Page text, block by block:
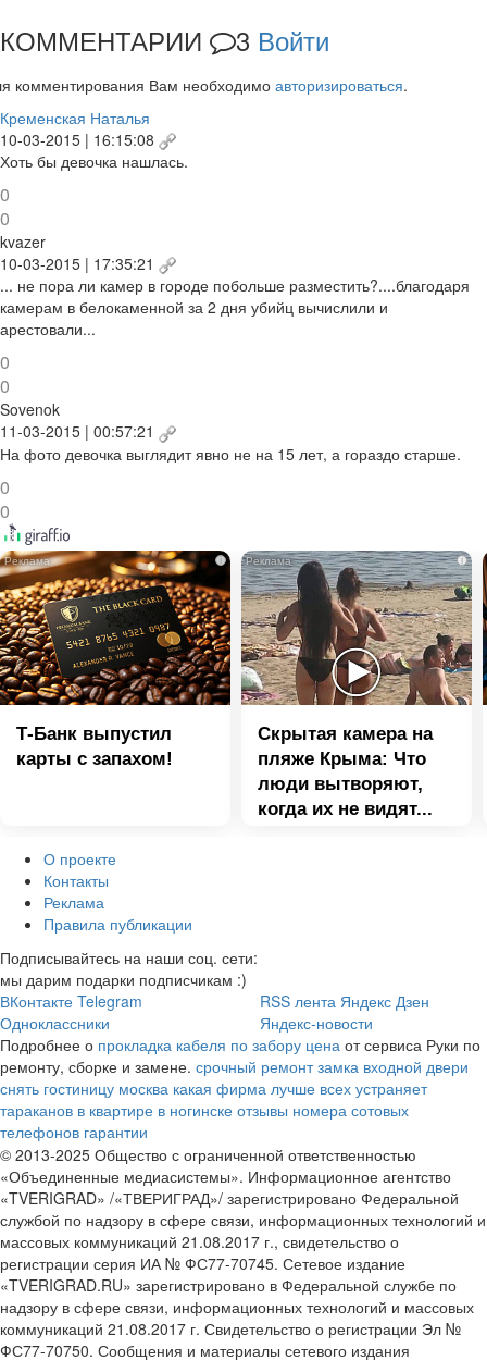
КОММЕНТАРИИ 3 Войти
комментирования Вам необходимо авторизироваться.
Кременская Наталья
10-03-2015 | 16:15:08
Хоть бы девочка нашлась.
0
0
kvazer
10-03-2015 | 17:35:21
... не пора ли камер в городе побольше разместить?....благодаря
камерам в белокаменной за 2 дня убийц вычислили и
арестовали...
0
0
Sovenok
11-03-2015 | 00:57:21
На фото девочка выглядит явно не на 15 лет, а гораздо старше.
0
0
i
Т-Банк выпустил
карты с запахом!
i
Скрытая камера на
пляже Крыма: Что
люди вытворяют,
когда их не видят...
О проекте
Контакты
Реклама
Правила публикации
Подписывайтесь на наши соц. сети:
мы дарим подарки подписчикам :)
ВКонтакте Telegram
Одноклассники
RSS лента Яндекс Дзен
Яндекс-новости
Подробнее о прокладка кабеля по забору цена от сервиса Руки по
ремонту, сборке и замене. срочный ремонт замка входной двери
снять гостиницу москва какая фирма лучше всех устраняет
тараканов в квартире в ногинске отзывы номера сотовых
телефонов гарантии
© 2013-2025 Общество с ограниченной ответственностью
«Объединенные медиасистемы». Информационное агентство
«TVERIGRAD» /«ТВЕРИГРАД»/ зарегистрировано Федеральной
службой по надзору в сфере связи, информационных технологий и
массовых коммуникаций 21.08.2017 г., свидетельство о
регистрации серия ИА № ФС77-70745. Сетевое издание
«TVERIGRAD.RU» зарегистрировано в Федеральной службе по
надзору в сфере связи, информационных технологий и массовых
коммуникаций 21.08.2017 г. Свидетельство о регистрации Эл №
ФС77-70750. Сообщения и материалы сетевого издания